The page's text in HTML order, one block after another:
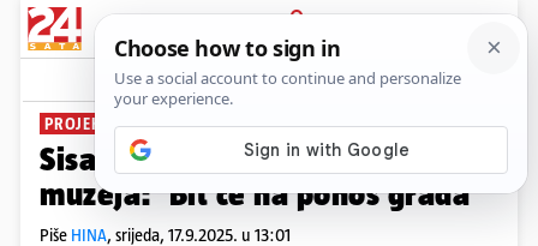
PRIJAVA
News Komentari
PROJEKT OD 4 MILIJUNA EURA
Sisak kreće u obnovu Gradskog
muzeja: 'Bit će na ponos grada'
Piše HINA, srijeda, 17.9.2025. u 13:01